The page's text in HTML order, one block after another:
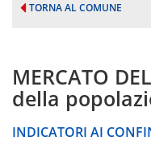
TORNA AL COMUNE
MERCATO
della
INDICATORI AI